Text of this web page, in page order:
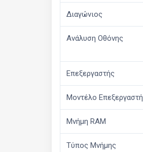
Διαγώνιος
Ανάλυση Οθόνης
Επεξεργαστής
Μοντέλο Επεξεργαστή
Μνήμη RAM
Τύπος Μνήμης